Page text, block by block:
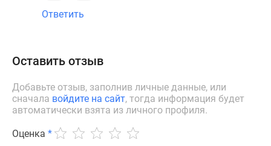
Ответить
Оставить отзыв
Добавьте отзыв, заполнив личные данные, или
сначала войдите на сайт, тогда информация будет
автоматически взята из личного профиля.
Оценка *